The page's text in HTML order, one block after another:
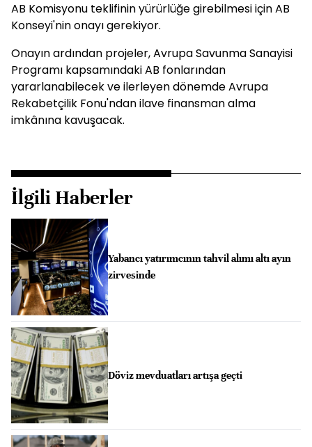
AB Komisyonu teklifinin yürürlüğe girebilmesi için AB
Konseyi'nin onayı gerekiyor.
Onayın ardından projeler, Avrupa Savunma Sanayisi
Programı kapsamındaki AB fonlarından
yararlanabilecek ve ilerleyen dönemde Avrupa
Rekabetçilik Fonu'ndan ilave finansman alma
imkânına kavuşacak.
İlgili Haberler
Yabancı yatırımcının tahvil alımı altı ayın
zirvesinde
Döviz mevduatları artışa geçti